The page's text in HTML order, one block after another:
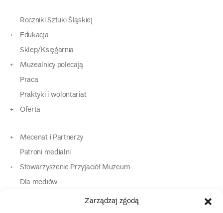
Zarządzaj zgodą
Roczniki Sztuki Śląskiej
Edukacja
Sklep/Księgarnia
Muzealnicy polecają
Praca
Praktyki i wolontariat
Oferta
Mecenat i Partnerzy
Patroni medialni
Stowarzyszenie Przyjaciół Muzeum
Dla mediów
Dla osób o specjalnych potrzebach